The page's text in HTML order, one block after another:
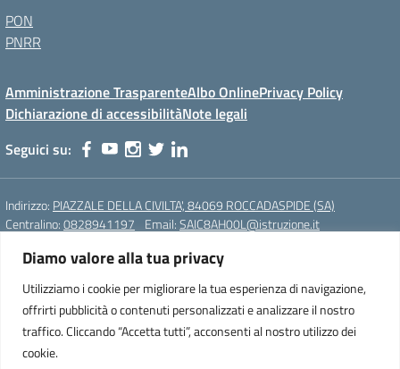
Diamo valore alla tua privacy
Utilizziamo i cookie per migliorare la tua esperienza di navigazione,
offrirti pubblicità o contenuti personalizzati e analizzare il nostro
traffico. Cliccando “Accetta tutti”, acconsenti al nostro utilizzo dei
cookie.
PON
PNRR
Amministrazione TrasparenteAlbo OnlinePrivacy Policy
Dichiarazione di accessibilitàNote legali
Seguici su:
Indirizzo: PIAZZALE DELLA CIVILTA', 84069 ROCCADASPIDE (SA)
Centralino:0828941197 Email:SAIC8AH00L@istruzione.it
Istituto Comprensivo Statale di Roccadaspide (SA)
Cod. Mecc.:SAIC8AH00L
PIAZZALE DELLA CIVILTA', 84069 ROCCADASPIDE (SA)